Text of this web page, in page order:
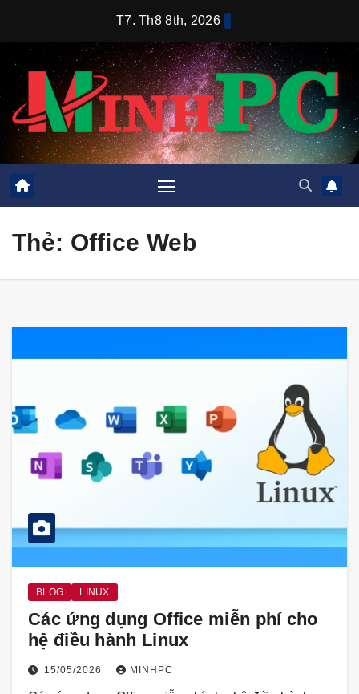
T7. Th8 8th, 2026
Thẻ: Office Web
BLOG LINUX
Các ứng dụng Office miễn phí cho
hệ điều hành Linux
15/05/2026 MINHPC